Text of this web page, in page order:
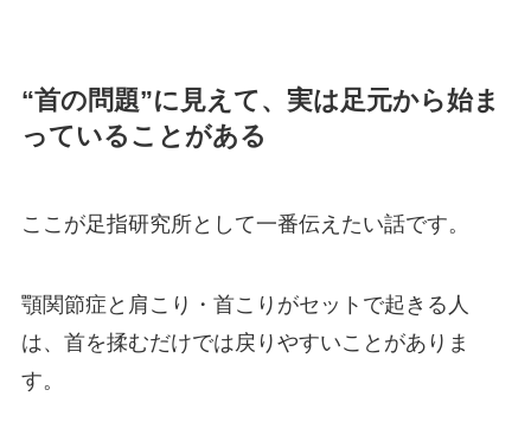
“首の問題”に見えて、実は足元から始ま
っていることがある
ここが足指研究所として一番伝えたい話です。
顎関節症と肩こり・首こりがセットで起きる人
は、首を揉むだけでは戻りやすいことがありま
す。